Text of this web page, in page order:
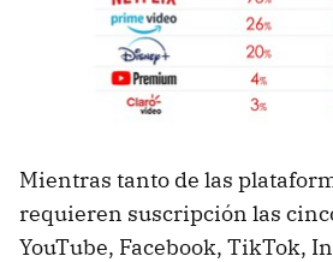
Mientras tanto de las
requieren suscripción las
YouTube, Facebook, TikTok,